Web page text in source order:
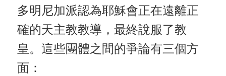
多明尼加派認為耶穌會正在遠離正
確的天主教教導，最終說服了教
皇。這些團體之間的爭論有三個方
面：